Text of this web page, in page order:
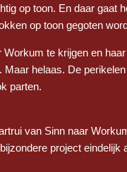
op toon. En daar gaat
op toon gegoten
te krijgen en
helaas. De
parten.
van Sinn naar
project eindelijk